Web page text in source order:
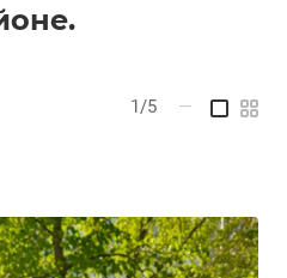
1/5 —